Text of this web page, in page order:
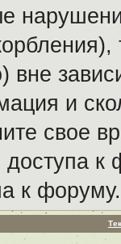
вне
и
свое
к
к форуму.